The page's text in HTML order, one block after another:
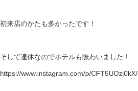
初来店のかたも多かったです！
そして連休なのでホテルも賑わいました！
https://www.instagram.com/p/CFT5UOzj0kX/